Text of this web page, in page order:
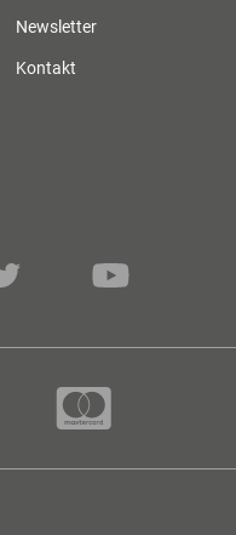
Newsletter
Kontakt